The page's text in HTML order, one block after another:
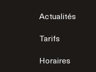
Actualités
Tarifs
Horaires